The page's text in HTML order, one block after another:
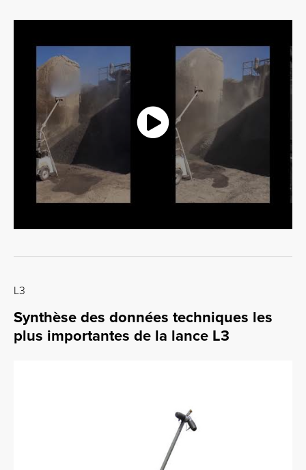
Synthèse des données techniques les
plus importantes de la lance L3
L3